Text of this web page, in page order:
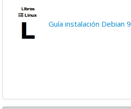
Guía instalación Debian 9